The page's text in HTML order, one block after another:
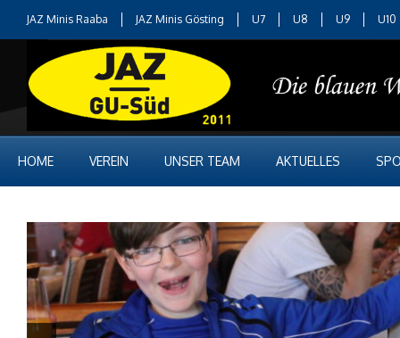
JAZ Minis Raaba JAZ Minis Gösting U7 U8 U9 U10
HOME VEREIN UNSER TEAM AKTUELLES